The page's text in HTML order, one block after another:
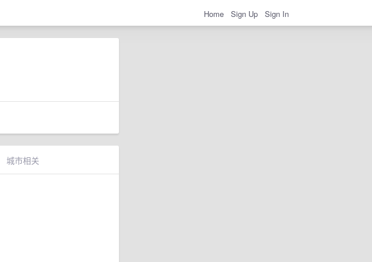
Home Sign Up Sign In
城市相关